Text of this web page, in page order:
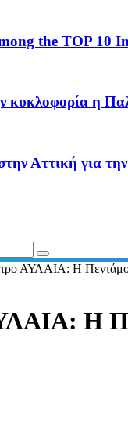
the TOP 10
κυκλοφορία η
Αττική για
ΑΥΛΑΙΑ: Η
Η